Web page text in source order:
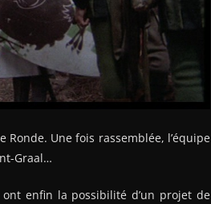
Une fois rassemblée, l’équipe
Graal…
ont enfin la possibilité d’un projet de